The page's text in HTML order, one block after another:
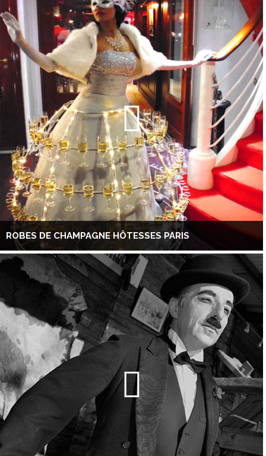
ROBES DE CHAMPAGNE HÔTESSES PARIS